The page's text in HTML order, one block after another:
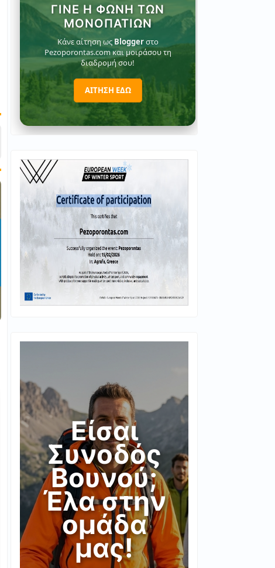
ΓΊΝΕ Η ΦΩΝΉ ΤΩΝ
ΜΟΝΟΠΑΤΙΏΝ
Κάνε αίτηση ως Bloggerστο
Pezoporontas.com και μοιράσου τη
διαδρομή σου!
ΑΙΤΗΣΗ ΕΔΩ
Είσαι
Συνοδός
Βουνού;
Έλα στην
ομάδα
μας!